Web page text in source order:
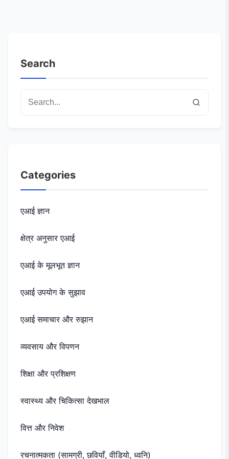
Search
Categories
एआई ज्ञान
क्षेत्र अनुसार एआई
एआई के मूलभूत ज्ञान
एआई उपयोग के सुझाव
एआई समाचार और रुझान
व्यवसाय और विपणन
शिक्षा और प्रशिक्षण
स्वास्थ्य और चिकित्सा देखभाल
वित्त और निवेश
रचनात्मकता (सामग्री, छवियाँ, वीडियो, ध्वनि)